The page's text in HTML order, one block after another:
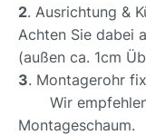
2. Ausrichtung &
Achten Sie dabei
(außen ca. 1cm
3. Montagerohr
Wir empfehlen
Montageschaum.